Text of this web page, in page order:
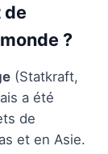
de
?
(Statkraft,
a été
de
et en Asie.